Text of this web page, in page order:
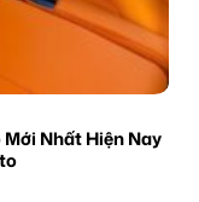
Mới Nhất Hiện Nay